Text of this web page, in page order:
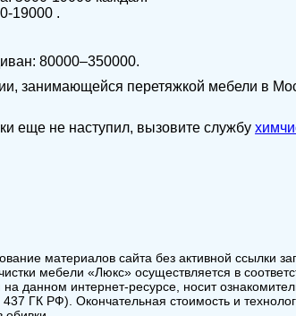
19000 .
80000–350000.
занимающейся перетяжкой мебели в
еще не наступил, вызовите службу
материалов сайта без активной ссылки
мебели «Люкс» осуществляется в
данном интернет-ресурсе, носит
ГК РФ). Окончательная стоимость и